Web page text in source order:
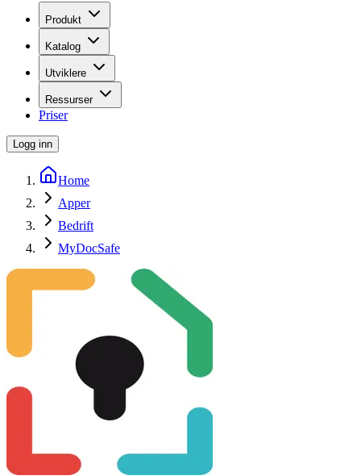
Produkt
Katalog
Utviklere
Ressurser
Priser
Logg inn
Home
Apper
Bedrift
MyDocSafe